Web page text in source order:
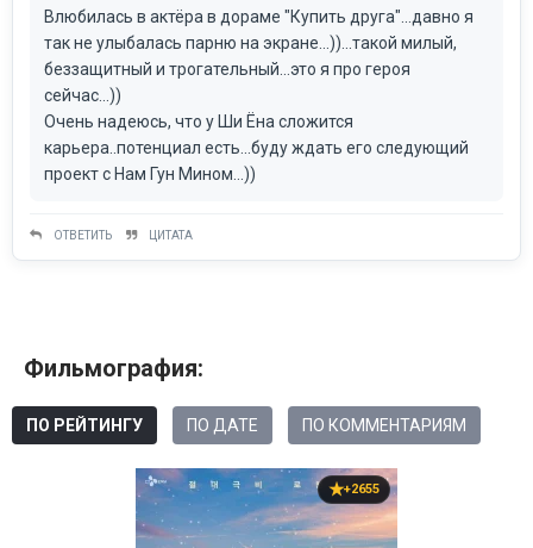
Влюбилась в актёра в дораме "Купить друга"...давно я
так не улыбалась парню на экране...))...такой милый,
беззащитный и трогательный...это я про героя
сейчас...))
Очень надеюсь, что у Ши Ёна сложится
карьера..потенциал есть...буду ждать его следующий
проект с Нам Гун Мином...))
ОТВЕТИТЬ ЦИТАТА
Фильмография:
ПО РЕЙТИНГУ ПО ДАТЕ ПО КОММЕНТАРИЯМ
+2655